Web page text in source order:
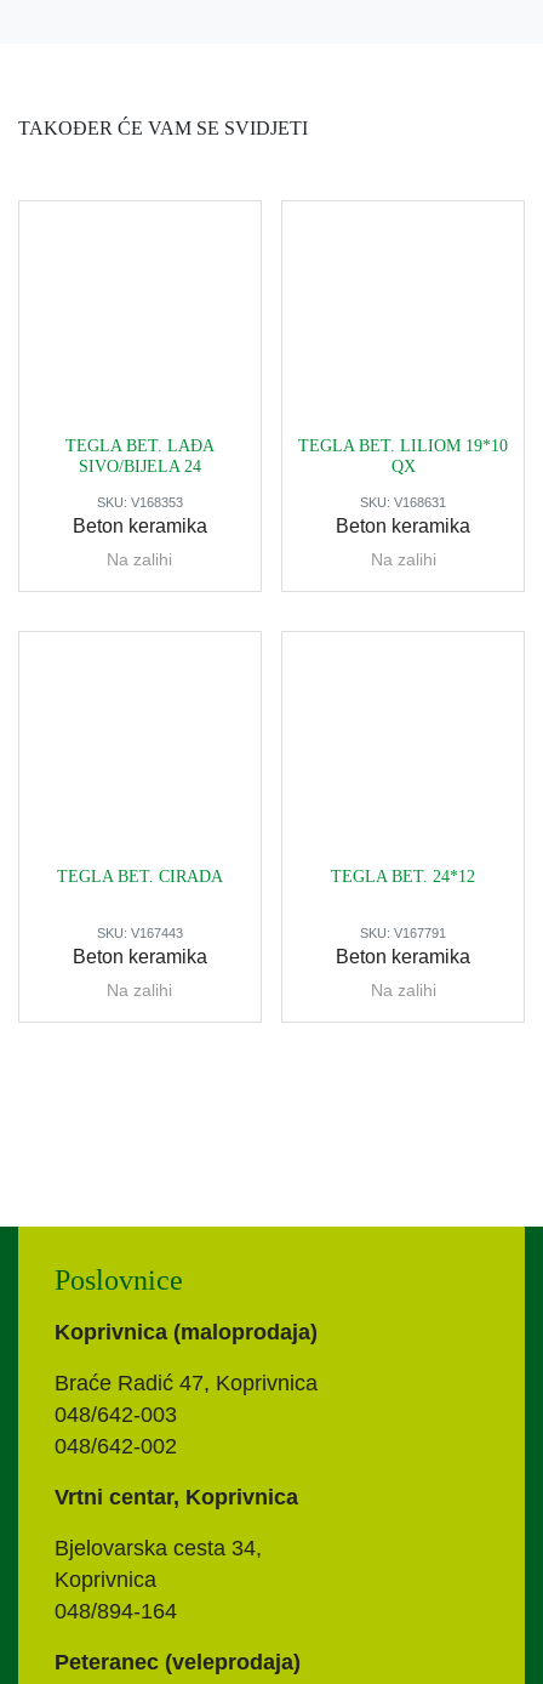
TAKOĐER ĆE VAM SE SVIDJETI
TEGLA BET. LAĐA
SIVO/BIJELA 24
SKU: V168353
Beton keramika
Na zalihi
TEGLA BET. LILIOM 19*10
QX
SKU:V168631
Beton keramika
Na zalihi
TEGLA BET. CIRADA
SKU: V167443
Beton keramika
Na zalihi
TEGLA BET. 24*12
SKU:V167791
Beton keramika
Na zalihi
Poslovnice
Koprivnica (maloprodaja)
Braće Radić 47, Koprivnica
048/642-003
048/642-002
Vrtni centar, Koprivnica
Bjelovarska cesta 34,
Koprivnica
048/894-164
Peteranec (veleprodaja)